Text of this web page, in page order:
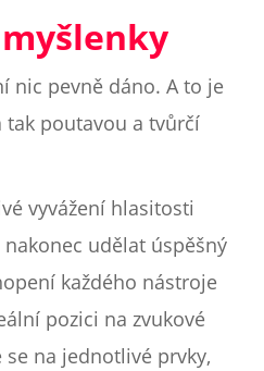
nic pevně dáno. A to je
tak poutavou a tvůrčí
vyvážení hlasitosti
udělat úspěšný
každého nástroje
pozici na zvukové
na jednotlivé prvky,